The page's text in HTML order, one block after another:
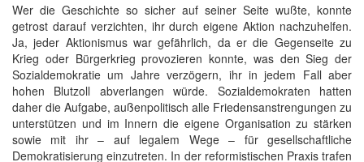
Wer die Geschichte so sicher auf seiner Seite wußte, konnte
getrost darauf verzichten, ihr durch eigene Aktion nachzuhelfen.
Ja, jeder Aktionismus war gefährlich, da er die Gegenseite zu
Krieg oder Bürgerkrieg provozieren konnte, was den Sieg der
Sozialdemokratie um Jahre verzögern, ihr in jedem Fall aber
hohen Blutzoll abverlangen würde. Sozialdemokraten hatten
daher die Aufgabe, außenpolitisch alle Friedensanstrengungen zu
unterstützen und im Innern die eigene Organisation zu stärken
sowie mit ihr – auf legalem Wege – für gesellschaftliche
Demokratisierung einzutreten. In der reformistischen Praxis trafen